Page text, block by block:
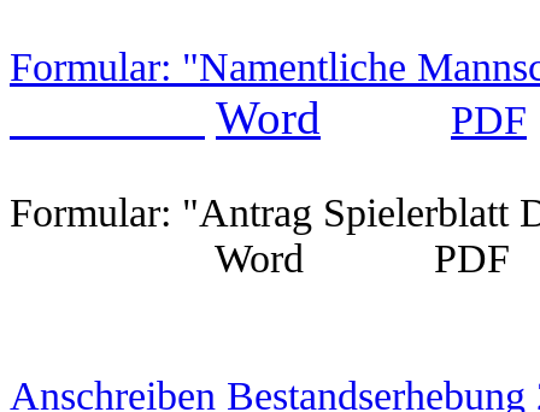
Formular: "Namentliche
Word PDF
Formular: "Antrag Spielerblatt
Word PDF
Anschreiben Bestandserhebung